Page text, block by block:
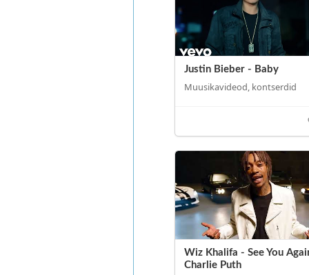
Justin Bieber - Baby
Muusikavideod, kontserdid
Wiz Khalifa - See You
Charlie Puth